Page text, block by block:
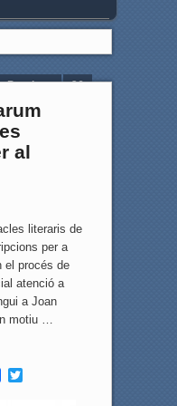
‹ Previous
26
al
literaris de
per a
el procés de
atenció a
a Joan
motiu …
F
T